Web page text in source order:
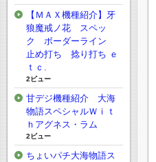
【ＭＡＸ機種紹介】牙
狼魔戒ノ花 スペッ
ク ボーダーライン
止め打ち 捻り打ち ｅ
ｔｃ.
2ビュー
甘デジ機種紹介 大海
物語スペシャルＷｉｔ
ｈアグネス・ラム
2ビュー
ちょいパチ大海物語ス